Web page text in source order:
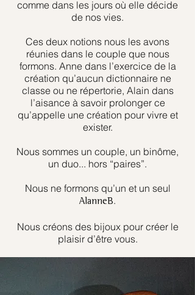
comme dans les jours où elle décide
de nos vies.
Ces deux notions nous les avons
réunies dans le couple que nous
formons. Anne dans l’exercice de la
création qu’aucun dictionnaire ne
classe ou ne répertorie, Alain dans
l’aisance à savoir prolonger ce
qu’appelle une création pour vivre et
exister.
Nous sommes un couple, un binôme,
un duo... hors “paires”.
Nous ne formons qu’un et un seul
AlanneB.
Nous créons des bijoux pour créer le
plaisir d’être vous.